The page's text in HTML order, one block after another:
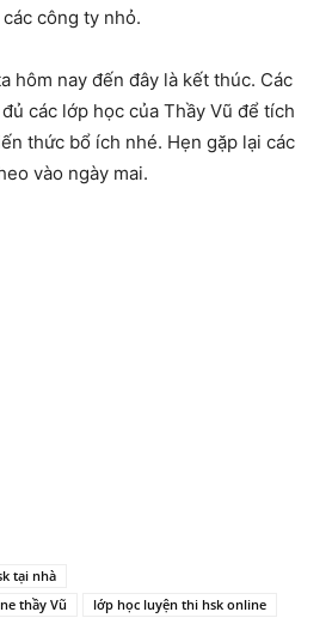
công ty nhỏ.
hôm nay đến đây là kết thúc. Các
các lớp học của Thầy Vũ để tích
thức bổ ích nhé. Hẹn gặp lại các
vào ngày mai.
tại nhà
thầy Vũ
lớp học luyện thi hsk online